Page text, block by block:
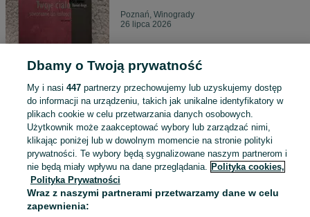
Poznań, Winogrady
26 lipca 2026
Mały kubek ceramiczny z grubymi
10 zł
14,33 zł z Pakietem Ochronnym
Poznań, Winogrady
26 lipca 2026
ZRW7 do kontroli rolet z-wave
Dbamy o Twoją prywatność
My i nasi 447partnerzy przechowujemy lub uzyskujemy dostęp
do informacji na urządzeniu, takich jak unikalne identyfikatory w
plikach cookie w celu przetwarzania danych osobowych.
Użytkownik może zaakceptować wybory lub zarządzać nimi,
klikając poniżej lub w dowolnym momencie na stronie polityki
prywatności. Te wybory będą sygnalizowane naszym partnerom i
nie będą miały wpływu na dane przeglądania. Polityka cookies,
Polityka Prywatności
Wraz z naszymi partnerami przetwarzamy dane w celu
zapewnienia: